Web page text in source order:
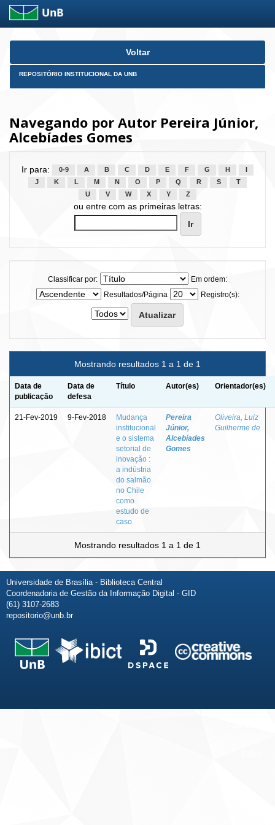
Skip
Voltar
REPOSITÓRIO INSTITUCIONAL DA UNB
Navegando por Autor Pereira Júnior,
Alcebíades Gomes
Ir para: 0-9 A B C D E F G H
J
K L M N O P Q R S
T
U
V W X Y Z
ou entre com as primeiras letras:
Classificar por:
Em ordem:
Resultados/Página
Registro(s):
Mostrando resultados 1 a 1 de 1
Data de
publicação
Data de
defesa
Título Autor(es) Orientador(es)
21-Fev-2019 9-Fev-2018
Mudança
institucional
e o sistema
setorial de
inovação :
a indústria
do salmão
no Chile
como
estudo de
caso
Pereira
Júnior,
Alcebíades
Gomes
Oliveira, Luiz
Guilherme de
Mostrando resultados 1 a 1 de 1
Universidade de Brasília - Biblioteca Central
Coordenadoria de Gestão da Informação Digital - GID
(61) 3107-2683
repositorio@unb.br